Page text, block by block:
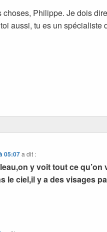
Philippe. Je dois
aussi, tu es un spécialiste
05:07a dit :
y voit tout ce qu’on
le ciel,il y a des visages